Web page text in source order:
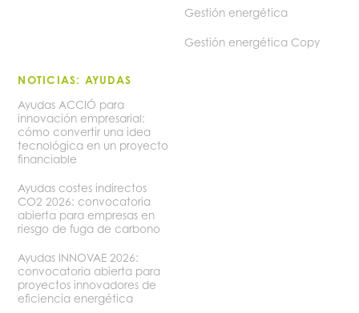
Gestión energética
Gestión energética Copy
NOTICIAS: AYUDAS
Ayudas ACCIÓ para
innovación empresarial:
cómo convertir una idea
tecnológica en un proyecto
financiable
Ayudas costes indirectos
CO2 2026: convocatoria
abierta para empresas en
riesgo de fuga de carbono
Ayudas INNOVAE 2026:
convocatoria abierta para
proyectos innovadores de
eficiencia energética